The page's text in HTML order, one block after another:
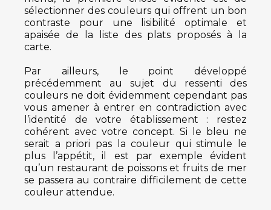
sélectionner des couleurs qui offrent un bon
contraste pour une lisibilité optimale et
apaisée de la liste des plats proposés à la
carte.
Par ailleurs, le point développé
précédemment au sujet du ressenti des
couleurs ne doit évidemment cependant pas
vous amener à entrer en contradiction avec
l’identité de votre établissement : restez
cohérent avec votre concept. Si le bleu ne
serait a priori pas la couleur qui stimule le
plus l’appétit, il est par exemple évident
qu’un restaurant de poissons et fruits de mer
se passera au contraire difficilement de cette
couleur attendue.